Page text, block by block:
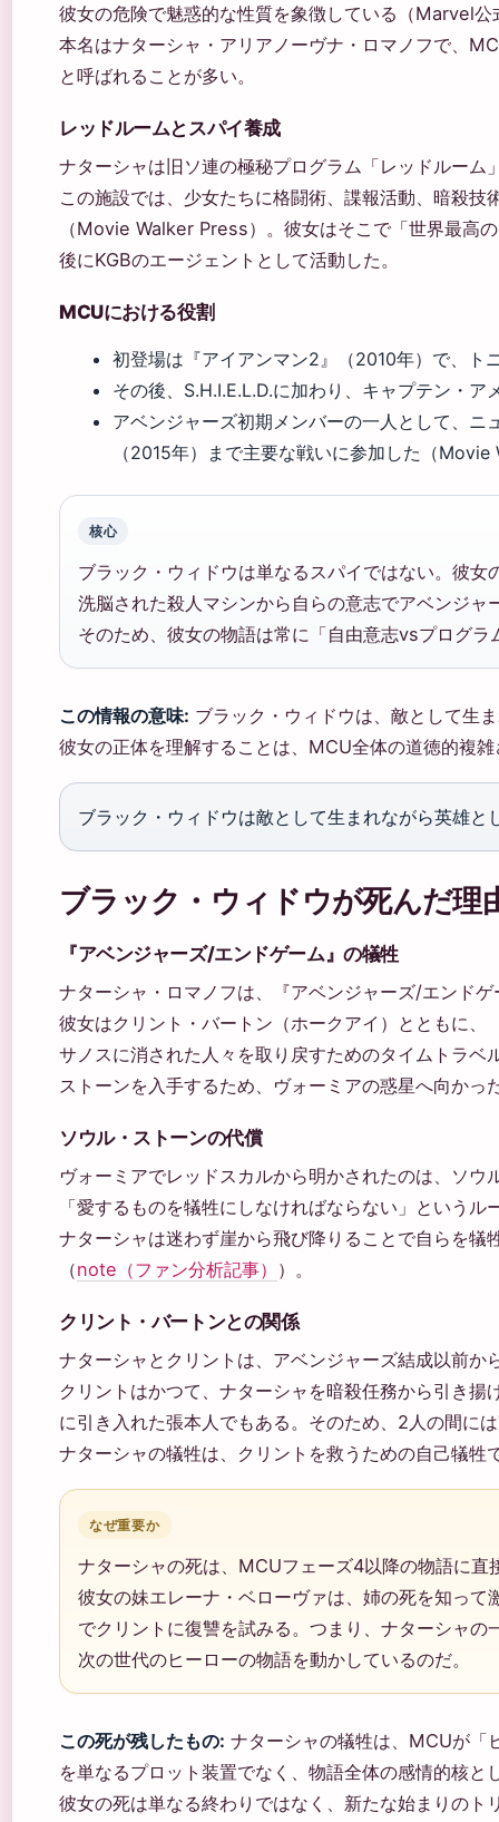
彼女の危険で魅惑的な性質を象徴している（Marvel
本名はナターシャ・アリアノーヴナ・ロマノフで、
と呼ばれることが多い。
レッドルームとスパイ養成
ナターシャは旧ソ連の極秘プログラム「レッドルーム
この施設では、少女たちに格闘術、諜報活動、暗殺
（Movie Walker Press）。彼女はそこで「世界最高
後にKGBのエージェントとして活動した。
MCUにおける役割
初登場は『アイアンマン2』（2010年）で、ト
その後、S.H.I.E.L.D.に加わり、キャプテン・
アベンジャーズ初期メンバーの一人として、
（2015年）まで主要な戦いに参加した（
核心
ブラック・ウィドウは単なるスパイではない。彼女
洗脳された殺人マシンから自らの意志でアベンジャ
そのため、彼女の物語は常に「自由意志vsプログ
この情報の意味: ブラック・ウィドウは、敵として生
彼女の正体を理解することは、MCU全体の道徳的複
ブラック・ウィドウは敵として生まれながら英雄と
ブラック・ウィドウが死んだ理
『アベンジャーズ/エンドゲーム』の犠牲
ナターシャ・ロマノフは、『アベンジャーズ/エンド
彼女はクリント・バートン（ホークアイ）とともに、
サノスに消された人々を取り戻すためのタイムトラベ
ストーンを入手するため、ヴォーミアの惑星へ向かっ
ソウル・ストーンの代償
ヴォーミアでレッドスカルから明かされたのは、ソウ
「愛するものを犠牲にしなければならない」というル
ナターシャは迷わず崖から飛び降りることで自らを
（note（ファン分析記事） ）。
クリント・バートンとの関係
ナターシャとクリントは、アベンジャーズ結成以前か
クリントはかつて、ナターシャを暗殺任務から引き揚
に引き入れた張本人でもある。そのため、2人の間に
ナターシャの犠牲は、クリントを救うための自己犠牲
なぜ重要か
ナターシャの死は、MCUフェーズ4以降の物語に直
彼女の妹エレーナ・ベローヴァは、姉の死を知っ
でクリントに復讐を試みる。つまり、ナターシャの
次の世代のヒーローの物語を動かしているのだ。
この死が残したもの: ナターシャの犠牲は、MCUが「
を単なるプロット装置でなく、物語全体の感情的核と
彼女の死は単なる終わりではなく、新たな始まりのト